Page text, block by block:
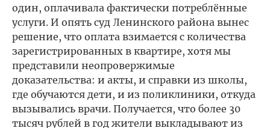
один, оплачивала фактически потреблённые
услуги. И опять суд Ленинского района вынес
решение, что оплата взимается с количества
зарегистрированных в квартире, хотя мы
представили неопровержимые
доказательства: и акты, и справки из школы,
где обучаются дети, и из поликлиники, откуда
вызывались врачи. Получается, что более 30
тысяч рублей в год жители выкладывают из